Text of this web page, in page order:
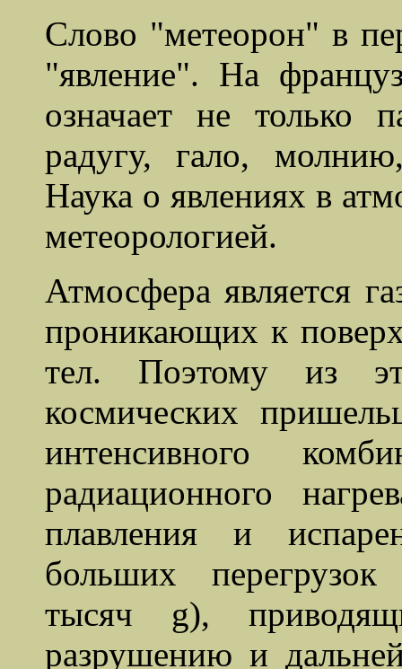
Слово "метеорон" в
"явление". На
означает не только
радугу, гало,
Наука о явлениях в
метеорологией.
Атмосфера является
проникающих к
тел. Поэтому из
космических
интенсивного
радиационного
плавления и
больших
тысяч g),
разрушению и